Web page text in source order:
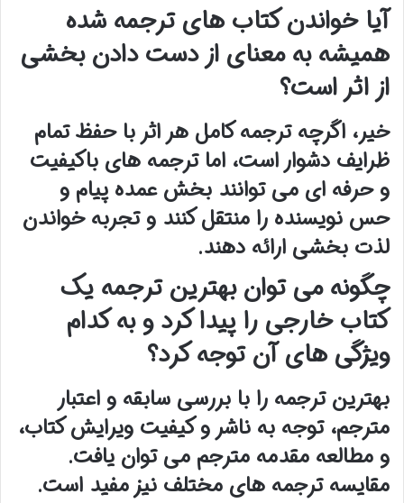
آیا خواندن کتاب های ترجمه شده
همیشه به معنای از دست دادن بخشی
از اثر است؟
خیر، اگرچه ترجمه کامل هر اثر با حفظ تمام
ظرایف دشوار است، اما ترجمه های باکیفیت
و حرفه ای می توانند بخش عمده پیام و
حس نویسنده را منتقل کنند و تجربه خواندن
لذت بخشی ارائه دهند.
چگونه می توان بهترین ترجمه یک
کتاب خارجی را پیدا کرد و به کدام
ویژگی های آن توجه کرد؟
بهترین ترجمه را با بررسی سابقه و اعتبار
مترجم، توجه به ناشر و کیفیت ویرایش کتاب،
و مطالعه مقدمه مترجم می توان یافت.
مقایسه ترجمه های مختلف نیز مفید است.